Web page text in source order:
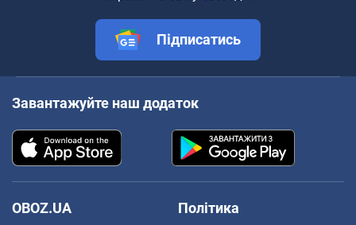
Підписатись
Завантажуйте наш додаток
OBOZ.UA
Політика